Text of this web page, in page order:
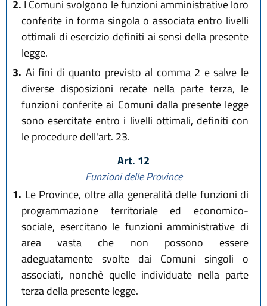
2. I Comuni svolgono le funzioni amministrative loro
conferite in forma singola o associata entro livelli
ottimali di esercizio definiti ai sensi della presente
legge.
3. Ai fini di quanto previsto al comma 2 e salve le
diverse disposizioni recate nella parte terza, le
funzioni conferite ai Comuni dalla presente legge
sono esercitate entro i livelli ottimali, definiti con
le procedure dell'art. 23.
Art. 12
Funzioni delle Province
1. Le Province, oltre alla generalità delle funzioni di
programmazione territoriale ed economico-
sociale, esercitano le funzioni amministrative di
area vasta che non possono essere
adeguatamente svolte dai Comuni singoli o
associati, nonchè quelle individuate nella parte
terza della presente legge.